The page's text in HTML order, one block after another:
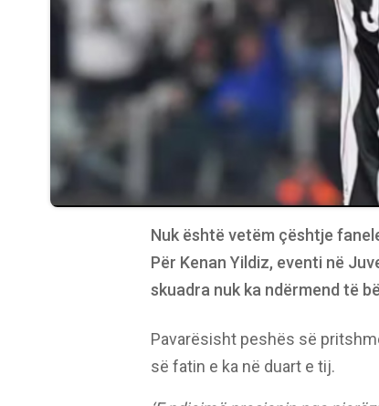
Nuk është vetëm çështje
Për Kenan Yildiz, eventi në
skuadra nuk ka ndërmend të
Pavarësisht peshës së
së fatin e ka në duart e tij.